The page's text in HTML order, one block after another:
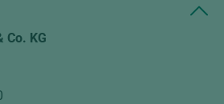
Co. KG